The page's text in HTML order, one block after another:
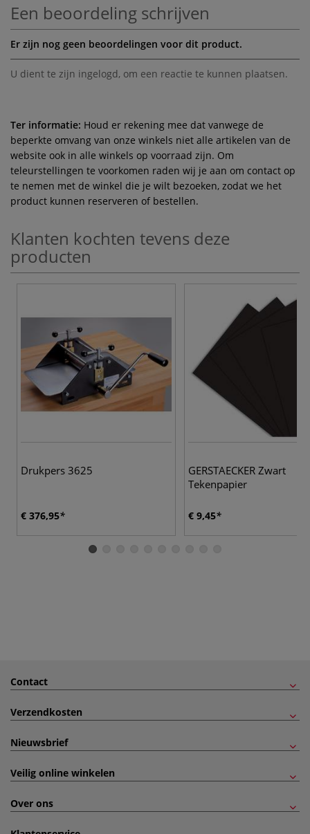
Een beoordeling schrijven
Er zijn nog geen beoordelingen voor dit product.
U dient te zijn ingelogd, om een reactie te kunnen plaatsen.
Ter informatie: Houd er rekening mee dat vanwege de
beperkte omvang van onze winkels niet alle artikelen van de
website ook in alle winkels op voorraad zijn. Om
teleurstellingen te voorkomen raden wij je aan om contact op
te nemen met de winkel die je wilt bezoeken, zodat we het
product kunnen reserveren of bestellen.
Klanten kochten tevens deze
producten
Drukpers 3625
€ 376,95
GERSTAECKER Zwart
Tekenpapier
€ 9,45
Contact
Verzendkosten
Nieuwsbrief
Veilig online winkelen
Over ons